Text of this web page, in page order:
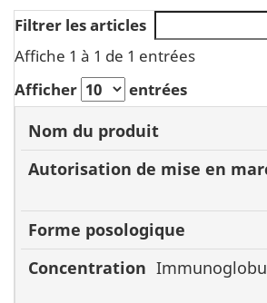
Filtrer les articles
Affiche 1 à 1 de 1 entrées
Afficher
entrées
Nom du
produit
Autorisation
de mise en
marché